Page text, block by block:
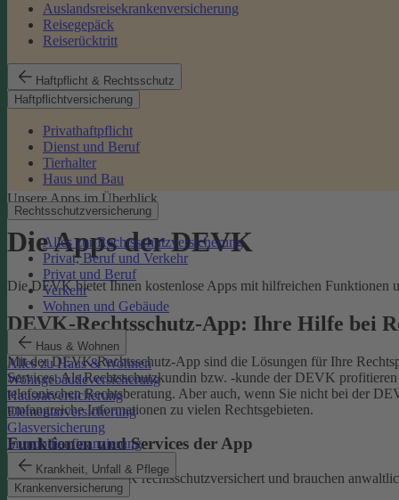
Auslandsreisekrankenversicherung
Reisegepäck
Reiserücktritt
Haftpflicht & Rechtsschutz
Haftpflichtversicherung
Privathaftpflicht
Dienst und Beruf
Tierhalter
Haus und Bau
Rechtsschutzversicherung
Alles zur Rechtsschutzversicherung
Privat, Beruf und Verkehr
Privat und Beruf
Verkehr
Wohnen und Gebäude
Haus & Wohnen
Alles zu Haus & Wohnen
Wohngebäudeversicherung
Hausratversicherung
Elementarversicherung
Glasversicherung
Immobilienfinanzierung
Krankheit, Unfall & Pflege
Krankenversicherung
Unsere Apps im Überblick
Die Apps der DEVK
Die DEVK bietet Ihnen kostenlose Apps mit hilfreichen Funktionen
DEVK-Rechtsschutz-App: Ihre Hilfe bei
Mit der DEVK-Rechtsschutz-App sind die Lösungen für Ihre
Services. Als Rechtsschutzkundin bzw. -kunde der DEVK
telefonischen Rechtsberatung. Aber auch, wenn Sie nicht bei der
umfangreiche Informationen zu vielen Rechtsgebieten.
Funktionen und Services der App
Sie sind bei der DEVK rechtsschutzversichert und brauchen